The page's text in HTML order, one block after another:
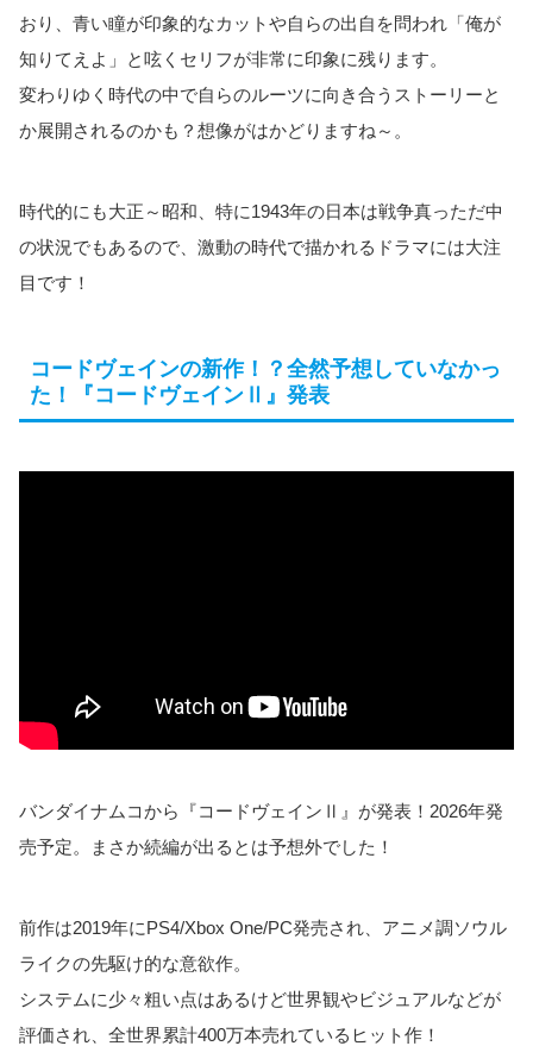
おり、青い瞳が印象的なカットや自らの出自を問われ「俺が
知りてえよ」と呟くセリフが非常に印象に残ります。
変わりゆく時代の中で自らのルーツに向き合うストーリーと
か展開されるのかも？想像がはかどりますね～。
時代的にも大正～昭和、特に1943年の日本は戦争真っただ中
の状況でもあるので、激動の時代で描かれるドラマには大注
目です！
コードヴェインの新作！？全然予想していなかっ
た！『コードヴェインⅡ』発表
バンダイナムコから『コードヴェインⅡ』が発表！2026年発
売予定。まさか続編が出るとは予想外でした！
前作は2019年にPS4/Xbox One/PC発売され、アニメ調ソウル
ライクの先駆け的な意欲作。
システムに少々粗い点はあるけど世界観やビジュアルなどが
評価され、全世界累計400万本売れているヒット作！